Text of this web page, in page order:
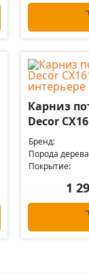
Карниз
Decor
Бренд:
Порода
Покрытие:
1